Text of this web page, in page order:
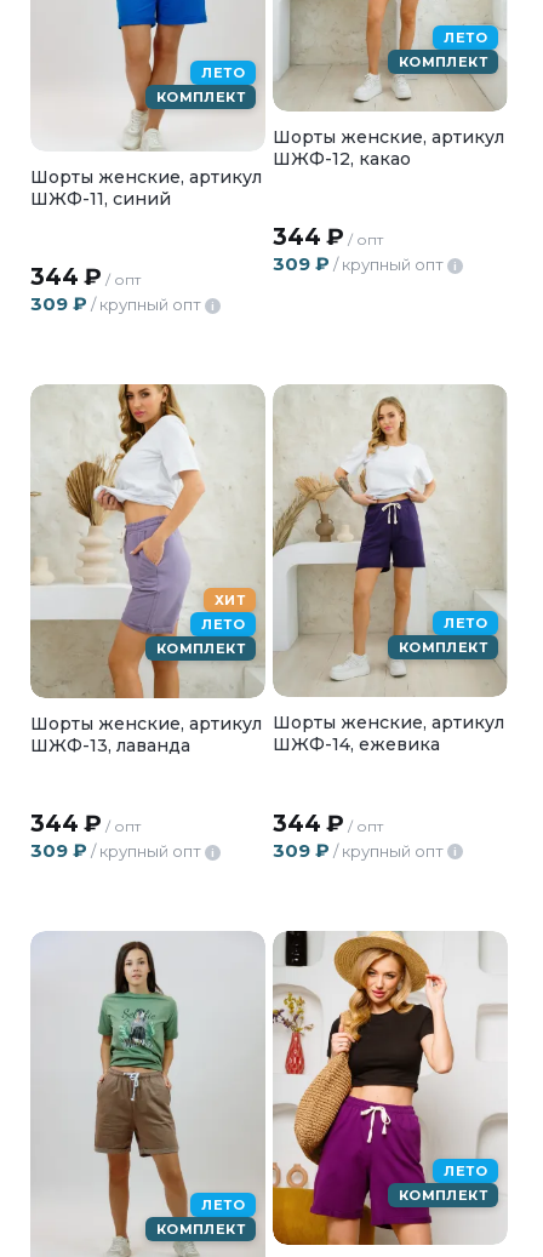
ЛЕТО
КОМПЛЕКТ
Шорты женские, артикул
ШЖФ-11, синий
344 ₽ / опт
309 ₽ / крупный опт i
ЛЕТО
КОМПЛЕКТ
Шорты женские, артикул
ШЖФ-12, какао
344 ₽ / опт
309 ₽ / крупный опт i
ХИТ
ЛЕТО
КОМПЛЕКТ
Шорты женские, артикул
ШЖФ-13, лаванда
344 ₽ / опт
309 ₽ / крупный опт i
ЛЕТО
КОМПЛЕКТ
Шорты женские, артикул
ШЖФ-14, ежевика
344 ₽ / опт
309 ₽ / крупный опт i
ЛЕТО
КОМПЛЕКТ
ЛЕТО
КОМПЛЕКТ